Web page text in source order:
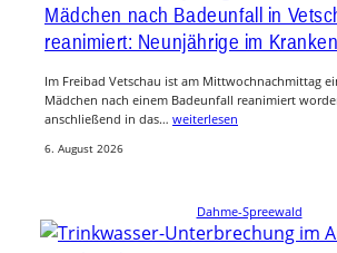
Mädchen nach Badeunfall in
reanimiert: Neunjährige im
Im Freibad Vetschau ist am Mittwochnachmittag
Mädchen nach einem Badeunfall reanimiert
anschließend in das… weiterlesen
6. August 2026
Dahme-Spreewald